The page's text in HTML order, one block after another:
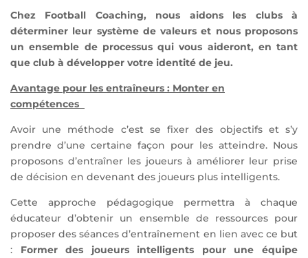
Chez Football Coaching, nous aidons les clubs à
déterminer leur système de valeurs et nous proposons
un ensemble de processus qui vous aideront, en tant
que club à développer votre identité de jeu.
Avantage pour les entraîneurs : Monter en
compétences
Avoir une méthode c’est se fixer des objectifs et s’y
prendre d’une certaine façon pour les atteindre. Nous
proposons d’entraîner les joueurs à améliorer leur prise
de décision en devenant des joueurs plus intelligents.
Cette approche pédagogique permettra à chaque
éducateur d’obtenir un ensemble de ressources pour
proposer des séances d’entraînement en lien avec ce but
: Former des joueurs intelligents pour une équipe